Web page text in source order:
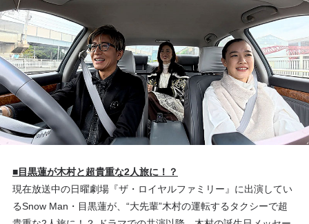
■目黒蓮が木村と超貴重な2人旅に！？
現在放送中の日曜劇場『ザ・ロイヤルファミリー』に出演してい
るSnow Man・目黒蓮が、“大先輩”木村の運転するタクシーで超